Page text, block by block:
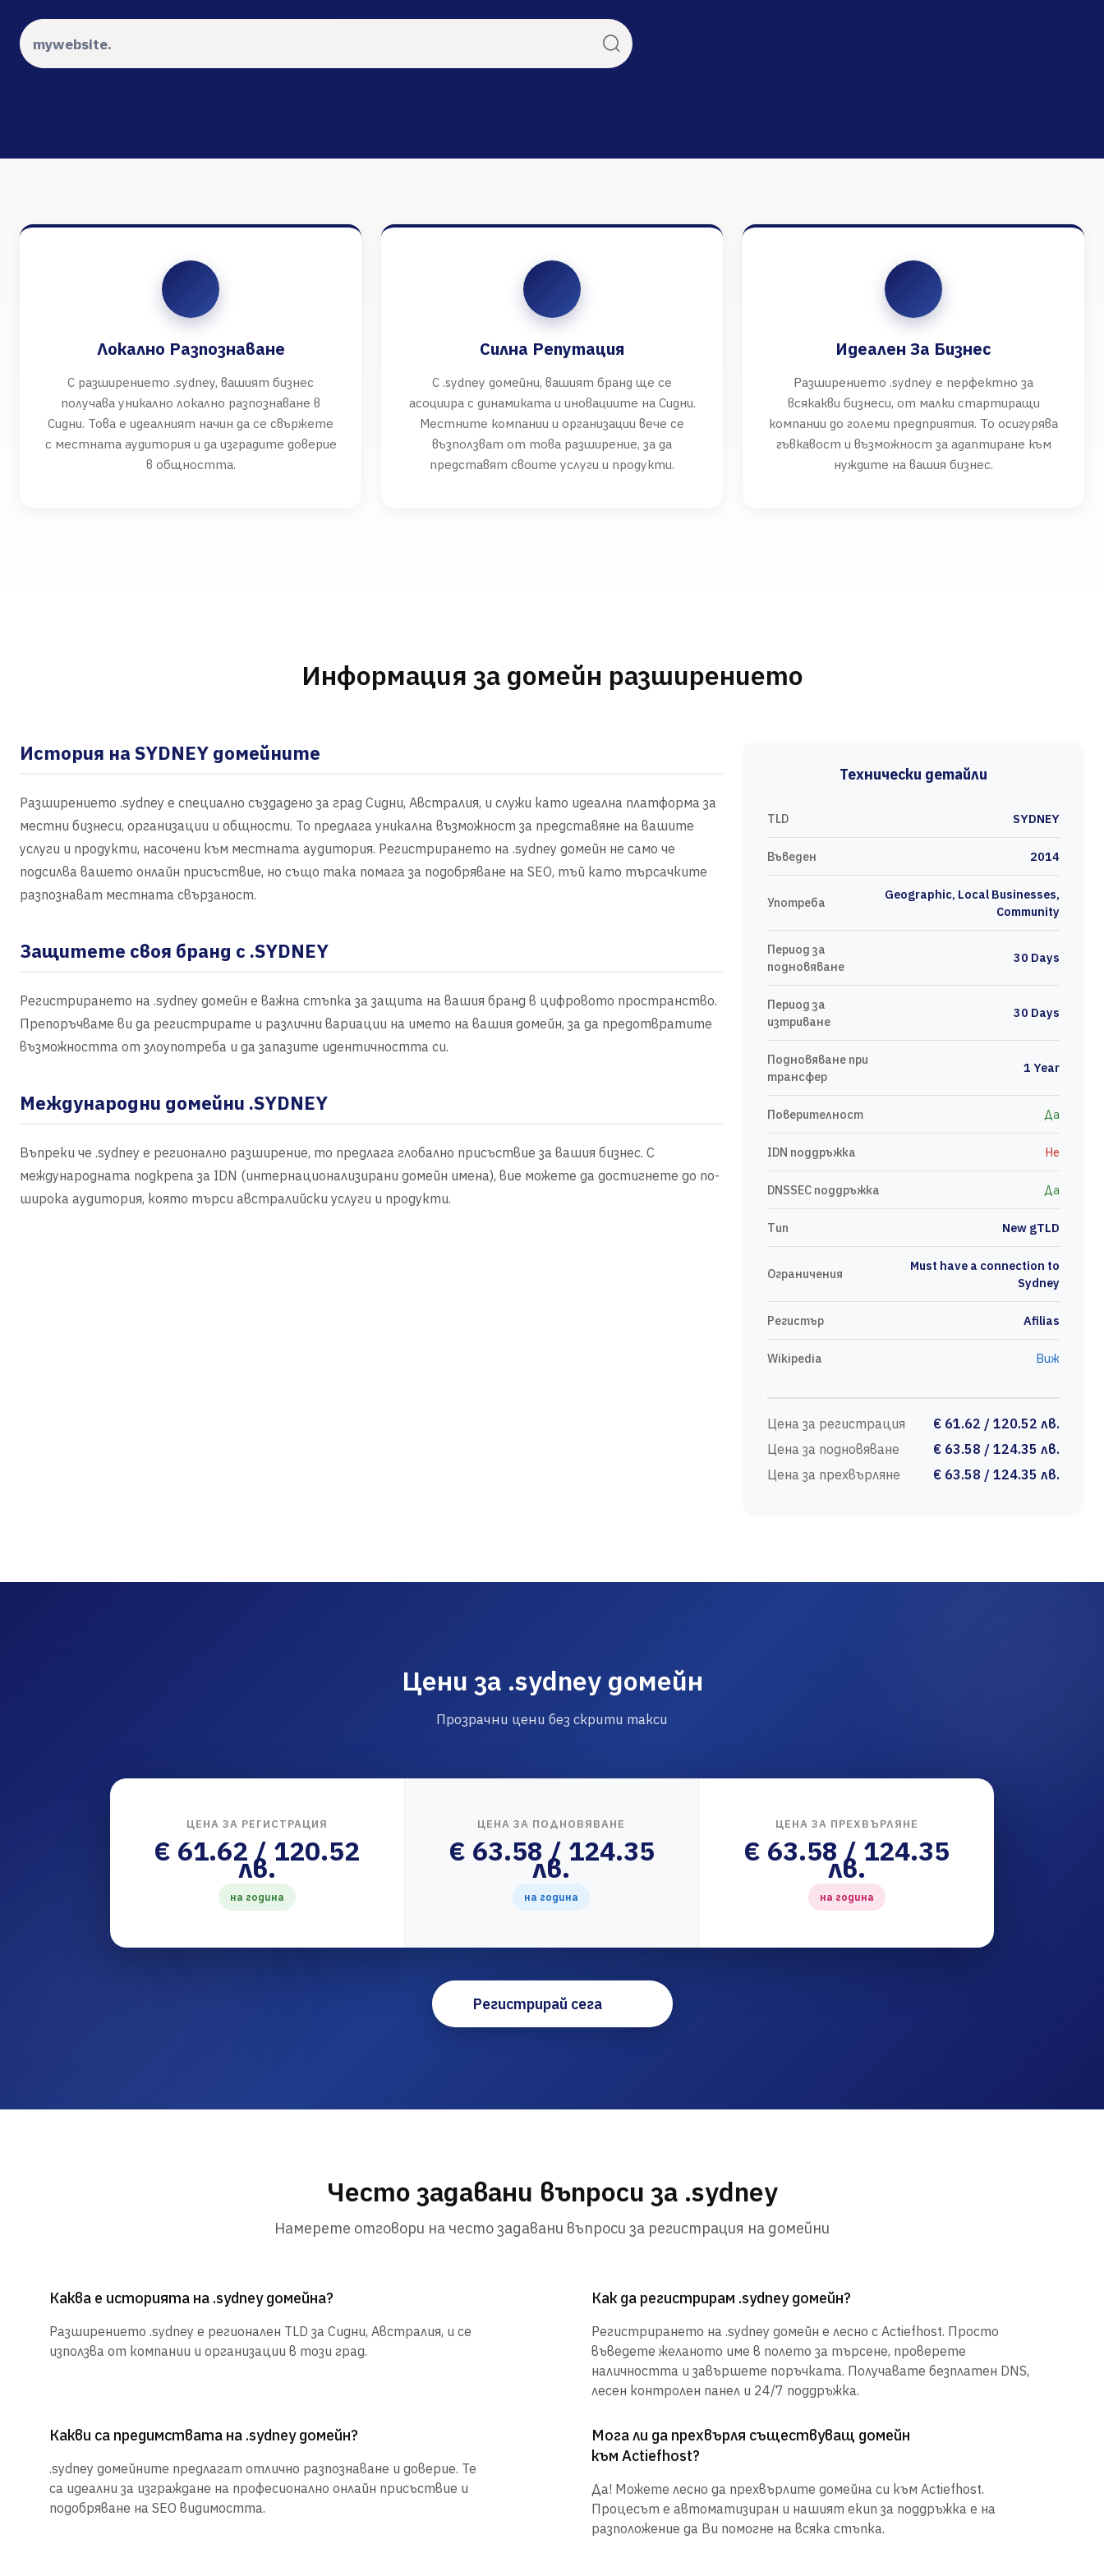
Локално Разпознаване
С разширението .sydney, вашият бизнес
получава уникално локално разпознаване в
Сидни. Това е идеалният начин да се свържете
с местната аудитория и да изградите доверие
в общността.
Силна Репутация
С .sydney домейни, вашият бранд ще се
асоциира с динамиката и иновациите на Сидни.
Местните компании и организации вече се
възползват от това разширение, за да
представят своите услуги и продукти.
Идеален За Бизнес
Разширението .sydney е перфектно за
всякакви бизнеси, от малки стартиращи
компании до големи предприятия. То осигурява
гъвкавост и възможност за адаптиране към
нуждите на вашия бизнес.
Информация за домейн разширението
История на SYDNEY домейните
Разширението .sydney е специално създадено за град Сидни, Австралия, и служи като идеална платформа за
местни бизнеси, организации и общности. То предлага уникална възможност за представяне на вашите
услуги и продукти, насочени към местната аудитория. Регистрирането на .sydney домейн не само че
подсилва вашето онлайн присъствие, но също така помага за подобряване на SEO, тъй като търсачките
разпознават местната свързаност.
Защитете своя бранд с .SYDNEY
Регистрирането на .sydney домейн е важна стъпка за защита на вашия бранд в цифровото пространство.
Препоръчваме ви да регистрирате и различни вариации на името на вашия домейн, за да предотвратите
възможността от злоупотреба и да запазите идентичността си.
Международни домейни .SYDNEY
Въпреки че .sydney е регионално разширение, то предлага глобално присъствие за вашия бизнес. С
международната подкрепа за IDN (интернационализирани домейн имена), вие можете да достигнете до по-
широка аудитория, която търси австралийски услуги и продукти.
Технически детайли
TLD SYDNEY
Въведен 2014
Употреба
Geographic, Local Businesses,
Community
Период за
подновяване
30 Days
Период за
изтриване
30 Days
Подновяване при
трансфер
1 Year
Поверителност Да
IDN поддръжка Не
DNSSEC поддръжка Да
Тип New gTLD
Ограничения
Must have a connection to
Sydney
Регистър Afilias
Wikipedia Виж
Цена за регистрация
€ 61.62 / 120.52 лв.
Цена за подновяване
€ 63.58 / 124.35 лв.
Цена за прехвърляне
€ 63.58 / 124.35 лв.
Цени за .sydney домейн
Прозрачни цени без скрити такси
ЦЕНА ЗА РЕГИСТРАЦИЯ
€ 61.62 / 120.52
лв.
на година
ЦЕНА ЗА ПОДНОВЯВАНЕ
€ 63.58 / 124.35
лв.
на година
ЦЕНА ЗА ПРЕХВЪРЛЯНЕ
€ 63.58 / 124.35
лв.
на година
Регистрирай сега
Често задавани въпроси за .sydney
Намерете отговори на често задавани въпроси за регистрация на домейни
Каква е историята на .sydney домейна?
Разширението .sydney е регионален TLD за Сидни, Австралия, и се
използва от компании и организации в този град.
Как да регистрирам .sydney домейн?
Регистрирането на .sydney домейн е лесно с Actiefhost. Просто
въведете желаното име в полето за търсене, проверете
наличността и завършете поръчката. Получавате безплатен DNS,
лесен контролен панел и 24/7 поддръжка.
Какви са предимствата на .sydney домейн?
.sydney домейните предлагат отлично разпознаване и доверие. Те
са идеални за изграждане на професионално онлайн присъствие и
подобряване на SEO видимостта.
Мога ли да прехвърля съществуващ домейн
към Actiefhost?
Да! Можете лесно да прехвърлите домейна си към Actiefhost.
Процесът е автоматизиран и нашият екип за поддръжка е на
разположение да Ви помогне на всяка стъпка.